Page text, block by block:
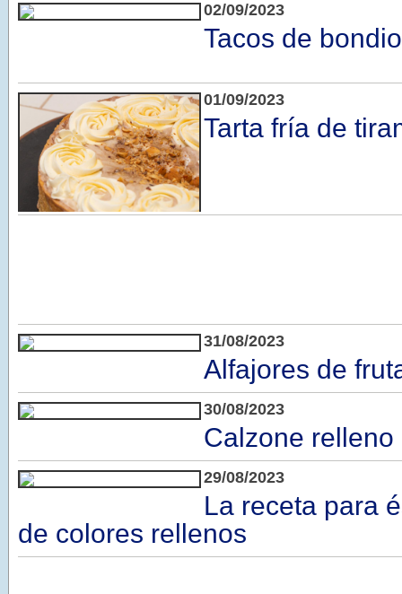
02/09/2023
Tacos de
01/09/2023
Tarta fría de
31/08/2023
Alfajores de
30/08/2023
Calzone relleno
29/08/2023
La receta para
de colores rellenos